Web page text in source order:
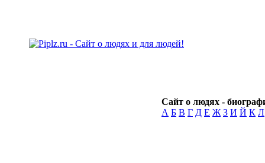
Сайт о людях -
А Б В Г Д Е Ж З И Й К Л